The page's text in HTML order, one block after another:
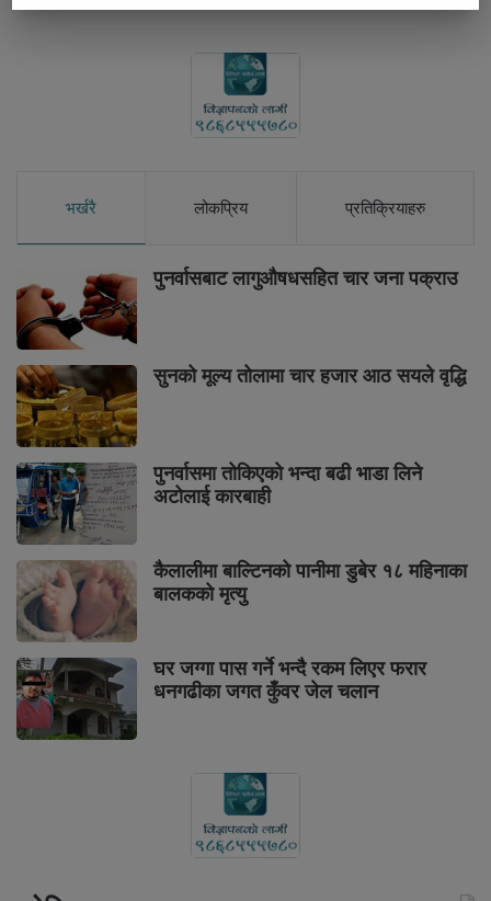
भर्खरै लोकप्रिय प्रतिक्रियाहरु
पुनर्वासबाट लागुऔषधसहित चार जना पक्राउ
सुनको मूल्य तोलामा चार हजार आठ सयले वृद्धि
पुनर्वासमा तोकिएको भन्दा बढी भाडा लिने
अटोलाई कारबाही
कैलालीमा बाल्टिनको पानीमा डुबेर १८ महिनाका
बालकको मृत्यु
घर जग्गा पास गर्ने भन्दै रकम लिएर फरार
धनगढीका जगत कुँवर जेल चलान